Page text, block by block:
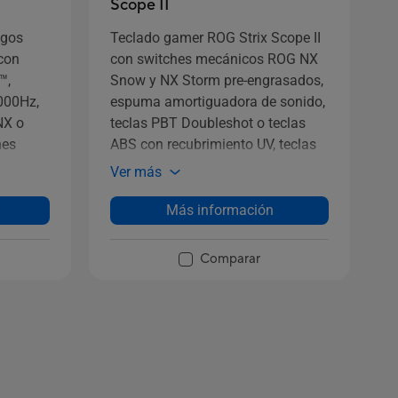
o
luz
Scope II
Teclado gamer ROG Strix Scope II
con switches mecánicos ROG NX
Snow y NX Storm pre-engrasados,
espuma amortiguadora de sonido,
teclas PBT Doubleshot o teclas
ABS con recubrimiento UV, teclas
de acceso rápido para streaming,
ángulos de inclinación y
reposamuñecas
Ver más
Más información
Comparar